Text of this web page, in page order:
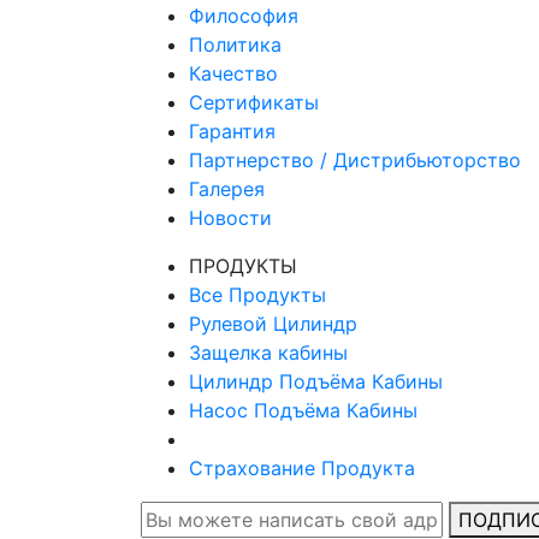
Философия
Политика
Качество
Сертификаты
Гарантия
Партнерство / Дистрибьюторство
Галерея
Новости
ПРОДУКТЫ
Все Продукты
Рулевой Цилиндр
Защелка кабины
Цилиндр Подъёма Кабины
Насос Подъёма Кабины
Страхование Продукта